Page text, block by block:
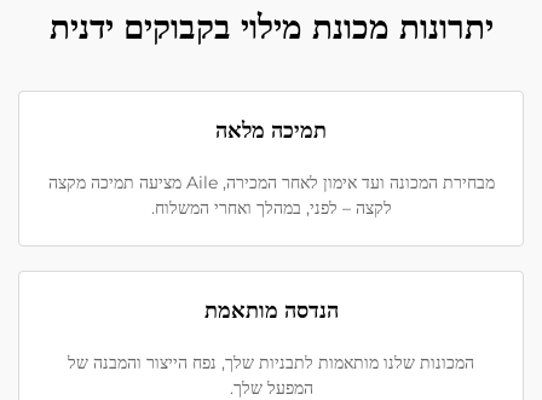
יתרונות מכונת מילוי בקבוקים ידנית
תמיכה מלאה
מבחירת המכונה ועד אימון לאחר המכירה, Aile מציעה תמיכה מקצה
לקצה – לפני, במהלך ואחרי המשלוח.
הנדסה מותאמת
המכונות שלנו מותאמות לתבניות שלך, נפח הייצור והמבנה של
המפעל שלך.